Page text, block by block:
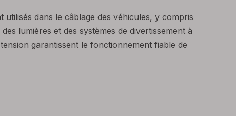
dans le câblage des véhicules, y compris
lumières et des systèmes de divertissement à
garantissent le fonctionnement fiable de